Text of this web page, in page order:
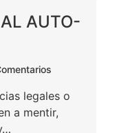
AL AUTO-
legales o
a mentir,